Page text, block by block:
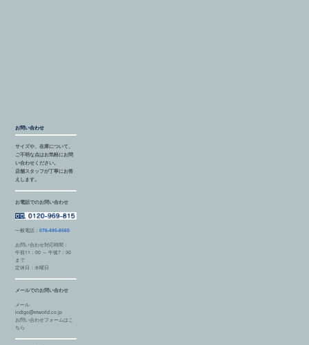
お問い合わせ
サイズや、在庫について、
ご不明な点はお気軽にお問
い合わせください。
店舗スタッフが丁寧にお答
えします。
お電話でのお問い合わせ
一般電話：076-495-8560
お問い合わせ対応時間：
午前11：00 ～ 午後7：30
まで
定休日：水曜日
メールでのお問い合わせ
メール
indigo@etworld.co.jp
お問い合わせフォームはこ
ちら